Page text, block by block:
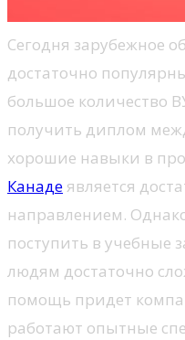
Сегодня зарубежное
достаточно
большое количество
получить диплом
хорошие навыки в
Канаде является
направлением.
поступить в учебные
людям достаточно
помощь придет
работают опытные